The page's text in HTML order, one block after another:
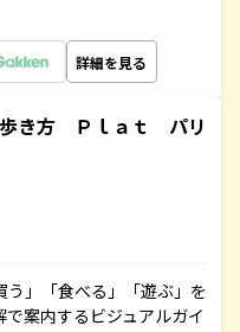
詳細を見る
き方 Ｐｌａｔ パリ
」「食べる」「遊ぶ」を
案内するビジュアルガイ